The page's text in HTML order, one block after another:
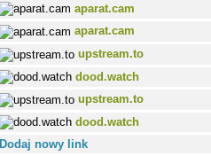
aparat.cam
aparat.cam
upstream.to
dood.watch
upstream.to
dood.watch
Dodaj nowy link